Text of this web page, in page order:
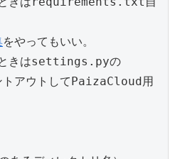
をやってもいい。
きはsettings.pyの
トアウトしてPaizaCloud用